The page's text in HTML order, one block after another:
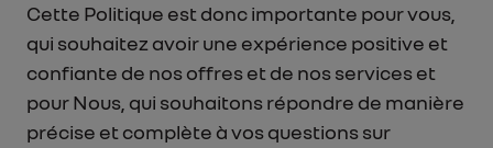
Cette Politique est donc importante pour vous,
qui souhaitez avoir une expérience positive et
confiante de nos offres et de nos services et
pour Nous, qui souhaitons répondre de manière
précise et complète à vos questions sur